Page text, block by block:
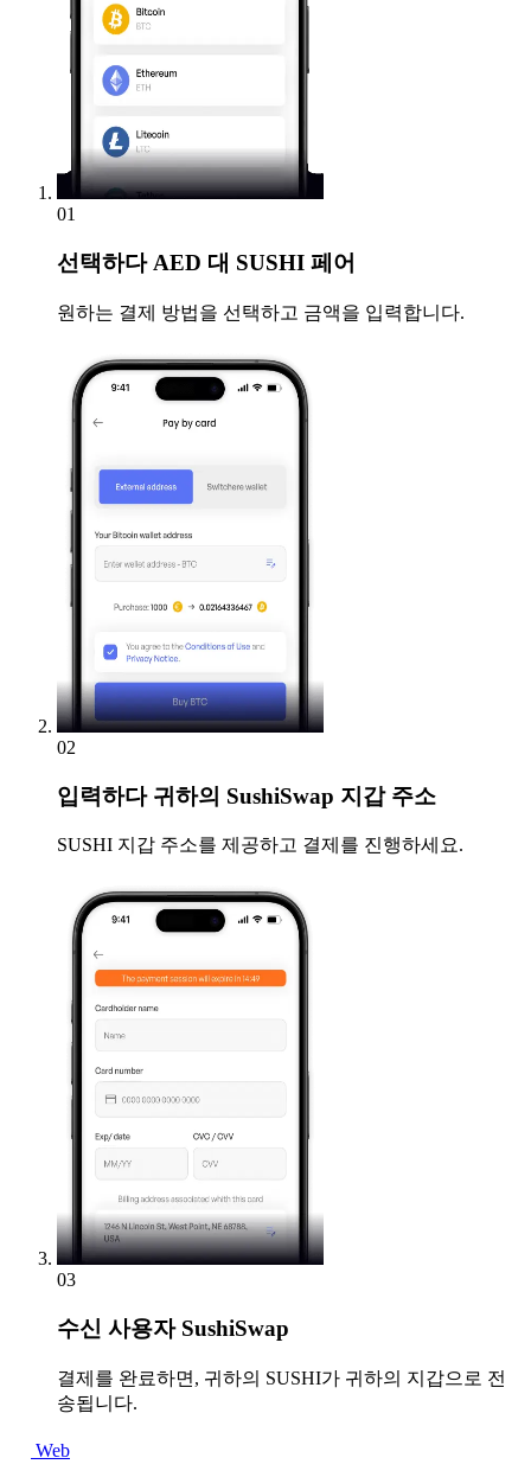
01
선택하다AED 대 SUSHI 페어
원하는 결제 방법을 선택하고 금액을 입력합니다.
02
입력하다귀하의 SushiSwap 지갑 주소
SUSHI 지갑 주소를 제공하고 결제를 진행하세요.
03
수신 사용자 SushiSwap
결제를 완료하면, 귀하의 SUSHI가 귀하의 지갑으로 전
송됩니다.
Web